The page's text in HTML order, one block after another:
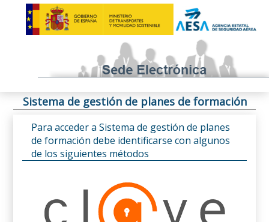
Sistema de gestión de planes de formación
Para acceder a Sistema de gestión de planes
de formación debe identificarse con algunos
de los siguientes métodos